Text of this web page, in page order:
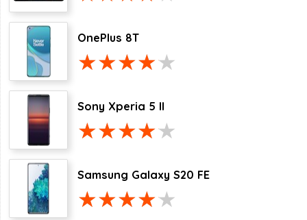
OnePlus 8T
Sony Xperia 5 II
Samsung Galaxy S20 FE